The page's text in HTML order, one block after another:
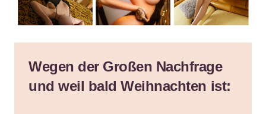
Wegen der Großen Nachfrage
und weil bald Weihnachten ist: